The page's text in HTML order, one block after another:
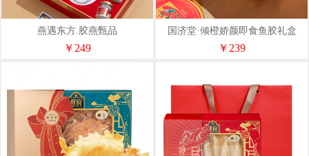
燕遇东方.胶燕甄品
￥249
国济堂·倾橙娇颜即食鱼胶礼盒
￥239